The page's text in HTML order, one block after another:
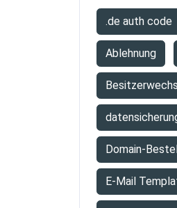
.de auth code
Ablehnung
Domain-
E-Mail